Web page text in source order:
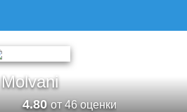
Molvani
4.80от 46 оценки